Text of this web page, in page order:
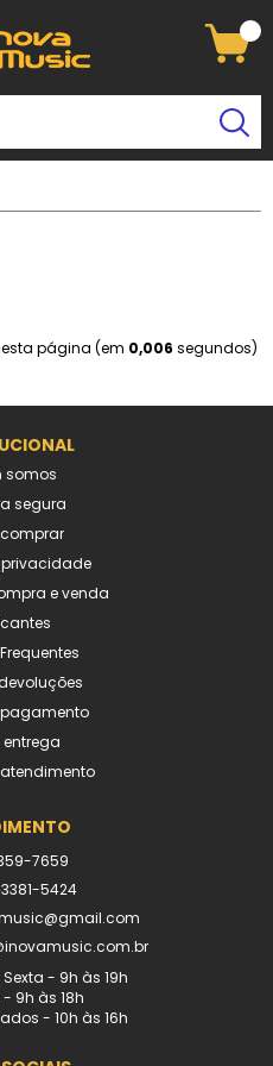
página (em 0,006 segundos)
somos
segura
privacidade
e venda
entrega
7659
5424
- 9h às 19h
9h às 18h
- 10h às 16h